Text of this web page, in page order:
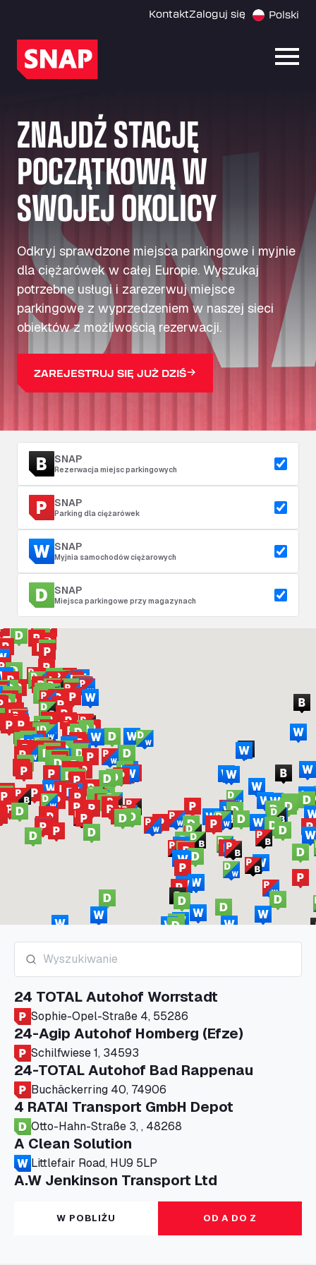
KontaktZaloguj się Polski
ZNAJDŹ STACJĘ
POCZĄTKOWĄ W
SWOJEJ OKOLICY
Odkryj sprawdzone miejsca parkingowe i myjnie
dla ciężarówek w całej Europie. Wyszukaj
potrzebne usługi i zarezerwuj miejsce
parkingowe z wyprzedzeniem w naszej sieci
obiektów z możliwością rezerwacji.
ZAREJESTRUJ SIĘ JUŻ DZIŚ
SNAP
Rezerwacja miejsc parkingowych
SNAP
Parking dla ciężarówek
SNAP
Myjnia samochodów ciężarowych
SNAP
Miejsca parkingowe przy magazynach
24 TOTAL Autohof Worrstadt
Sophie-Opel-Straße 4, 55286
24-Agip Autohof Homberg (Efze)
Schilfwiese 1, 34593
24-TOTAL Autohof Bad Rappenau
Buchäckerring 40, 74906
4 RATAI Transport GmbH Depot
Otto-Hahn-Straße 3, , 48268
A Clean Solution
Littlefair Road, HU9 5LP
A.W Jenkinson Transport Ltd
Progress House, ME11 5GA
A+G Nettetal - Depot Parking
Am Panneschopp 7, 41334
W POBLIŻU OD A DO Z